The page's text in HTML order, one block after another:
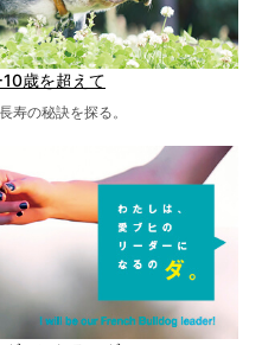
10歳を超えて
寿の秘訣を探る。